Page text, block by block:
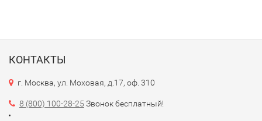
КОНТАКТЫ
г. Москва, ул. Моховая, д.17, оф. 310
8 (800) 100-28-25 Звонок бесплатный!